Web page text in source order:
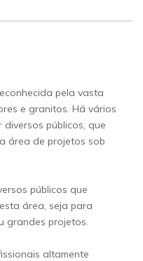
pela vasta
e granitos. Há vários
públicos, que
área de projetos sob
públicos que
área, seja para
grandes projetos.
altamente